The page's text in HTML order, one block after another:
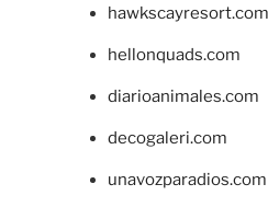
hawkscayresort.com
hellonquads.com
diarioanimales.com
decogaleri.com
unavozparadios.com